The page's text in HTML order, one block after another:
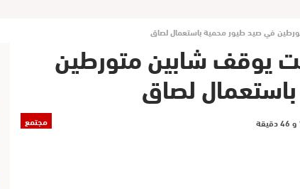
في صيد طيور محمية باستعمال لصاق
يوقف شابين متورطين
لصاق
مجتمع